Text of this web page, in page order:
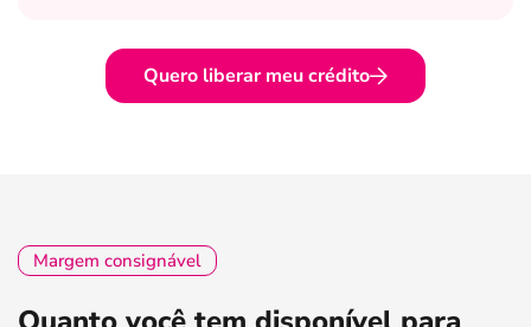
Quero liberar meu crédito
Margem consignável